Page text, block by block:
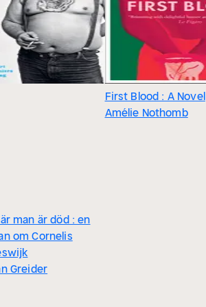
man är död : en
om Cornelis
Greider
First Blood : A Novel
Amélie Nothomb